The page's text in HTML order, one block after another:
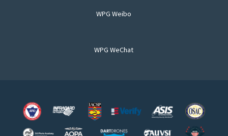
WPG Weibo
WPG WeChat